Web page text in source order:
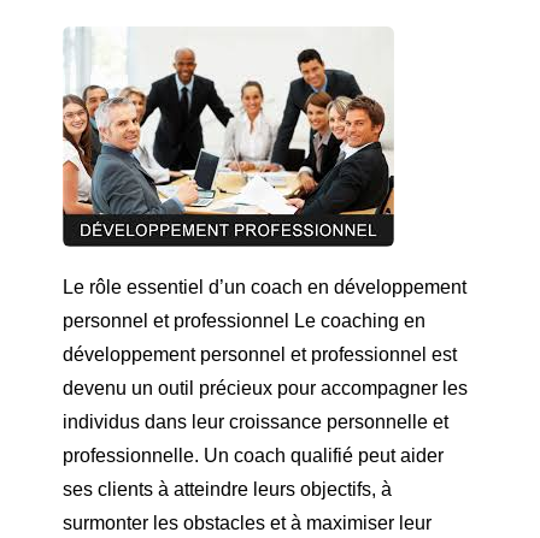
Le rôle essentiel d’un coach en développement
personnel et professionnel Le coaching en
développement personnel et professionnel est
devenu un outil précieux pour accompagner les
individus dans leur croissance personnelle et
professionnelle. Un coach qualifié peut aider
ses clients à atteindre leurs objectifs, à
surmonter les obstacles et à maximiser leur